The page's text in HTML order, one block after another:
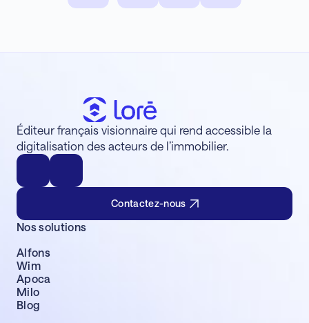
Éditeur français visionnaire qui rend accessible la
digitalisation des acteurs de l’immobilier.
Contactez-nous
Nos solutions
Alfons
Wim
Apoca
Milo
Blog